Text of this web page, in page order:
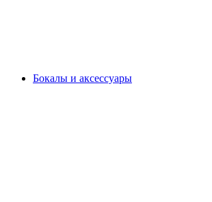
Бокалы и аксессуары